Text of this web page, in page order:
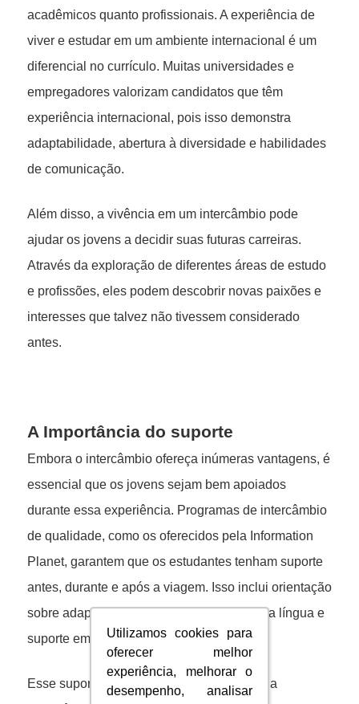
Utilizamos cookies para
oferecer melhor
experiência, melhorar o
desempenho, analisar
Utilizamos cookies para
oferecer melhor
experiência, melhorar o
desempenho, analisar
acadêmicos quanto profissionais. A experiência de
viver e estudar em um ambiente internacional é um
diferencial no currículo. Muitas universidades e
empregadores valorizam candidatos que têm
experiência internacional, pois isso demonstra
adaptabilidade, abertura à diversidade e habilidades
de comunicação.
Além disso, a vivência em um intercâmbio pode
ajudar os jovens a decidir suas futuras carreiras.
Através da exploração de diferentes áreas de estudo
e profissões, eles podem descobrir novas paixões e
interesses que talvez não tivessem considerado
antes.
A Importância do suporte
Embora o intercâmbio ofereça inúmeras vantagens, é
essencial que os jovens sejam bem apoiados
durante essa experiência. Programas de intercâmbio
de qualidade, como os oferecidos pela Information
Planet, garantem que os estudantes tenham suporte
antes, durante e após a viagem. Isso inclui orientação
sobre adaptação cultural, assistência com a língua e
suporte emocional.
Esse suporte pode fazer toda a diferença na